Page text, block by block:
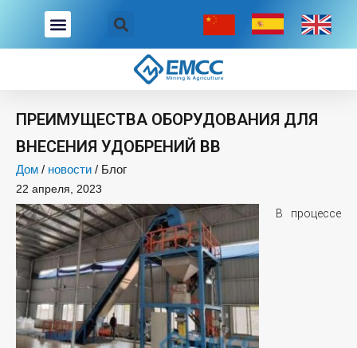
содержимому
ПРЕИМУЩЕСТВА ОБОРУДОВАНИЯ ДЛЯ
ВНЕСЕНИЯ УДОБРЕНИЙ BB
Дом / новости / Блог
22 апреля, 2023
В процессе